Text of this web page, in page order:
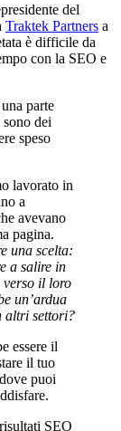
del
Traktek Partners a
è difficile da
con la SEO e
parte
dei
speso
lavorato in
a
avevano
pagina.
una scelta:
a salire in
verso il loro
un’ardua
altri settori?
essere il
il tuo
puoi
SEO